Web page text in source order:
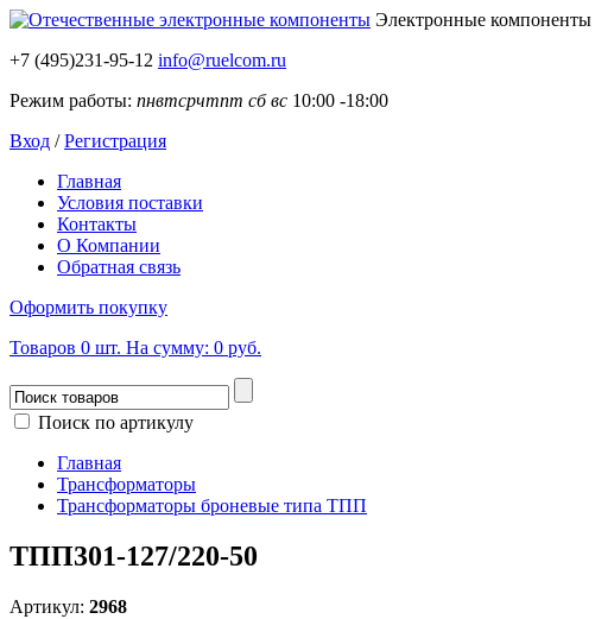
Электронные компоненты
+7 (495)231-95-12 info@ruelcom.ru
Режим работы: пнвтсрчтпт сб вс 10:00 -18:00
Вход /Регистрация
Главная
Условия поставки
Контакты
О Компании
Обратная связь
Оформить покупку
Товаров 0 шт. На сумму: 0 руб.
Поиск по артикулу
Главная
Трансформаторы
Трансформаторы броневые типа ТПП
ТПП301-127/220-50
Артикул: 2968